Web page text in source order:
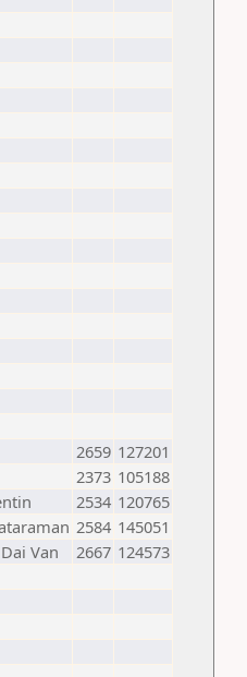
2659 127201
2373 105188
2534 120765
2584 145051
Van 2667 124573